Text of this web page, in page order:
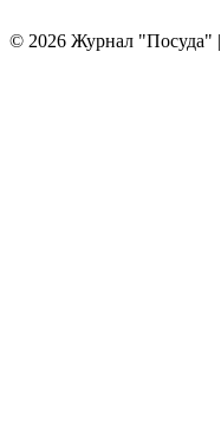
© 2026 Журнал "Посуда" |